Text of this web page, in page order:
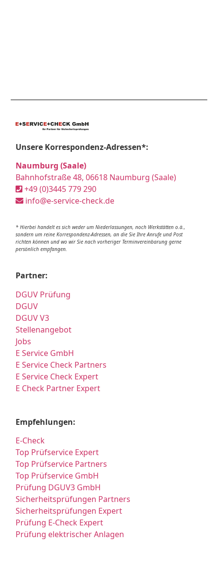
Unsere Korrespondenz-Adressen*:
Naumburg (Saale)
Bahnhofstraße 48, 06618 Naumburg (Saale)
+49 (0)3445 779 290
info@e-service-check.de
* Hierbei handelt es sich weder um Niederlassungen, noch Werkstätten o.ä.,
sondern um reine Korrespondenz-Adressen, an die Sie Ihre Anrufe und Post
richten können und wo wir Sie nach vorheriger Terminvereinbarung gerne
persönlich empfangen.
Partner:
DGUV Prüfung
DGUV
DGUV V3
Stellenangebot
Jobs
E Service GmbH
E Service Check Partners
E Service Check Expert
E Check Partner Expert
Empfehlungen:
E-Check
Top Prüfservice Expert
Top Prüfservice Partners
Top Prüfservice GmbH
Prüfung DGUV3 GmbH
Sicherheitsprüfungen Partners
Sicherheitsprüfungen Expert
Prüfung E-Check Expert
Prüfung elektrischer Anlagen